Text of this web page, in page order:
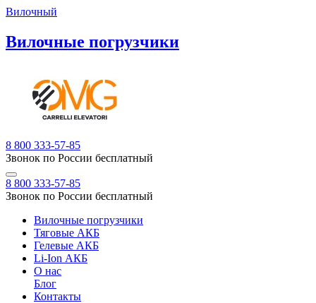
Вилочный
Вилочные погрузчики
8 800 333-57-85
Звонок по России бесплатный
8 800 333-57-85
Звонок по России бесплатный
Вилочные погрузчики
Тяговые АКБ
Гелевые АКБ
Li-Ion АКБ
О нас
Блог
Контакты